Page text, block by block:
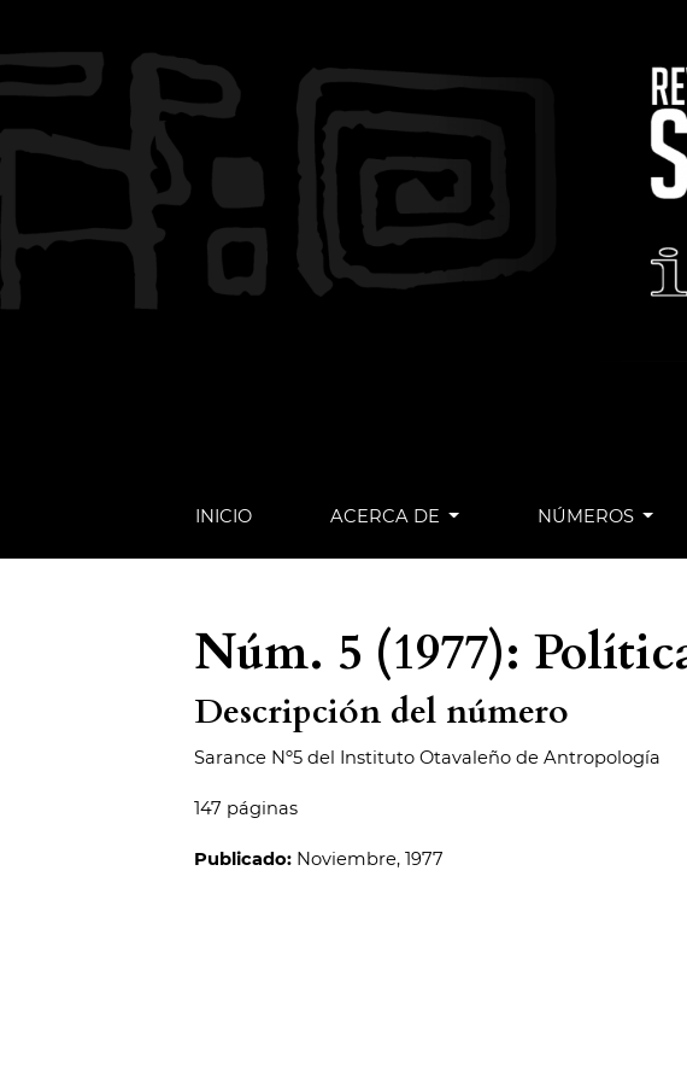
INICIO ACERCA DE NÚMEROS
Núm. 5 (1977):
Descripción del número
Sarance Nº5 del Instituto Otavaleño de Antropología
147 páginas
Publicado: Noviembre, 1977